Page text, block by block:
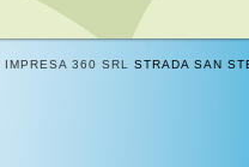
IMPRESA 360 SRL STRADA SAN